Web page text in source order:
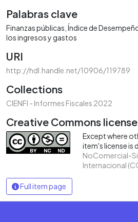
Palabras clave
Finanzas públicas Índice de
los ingresos y gastos
URI
http://hdl.handle.net/10906/119789
Collections
CIENFI - Informes Fiscales 2022
Creative Commons license
Except where
item's license is
NoComercial-
Internacional
Full item page